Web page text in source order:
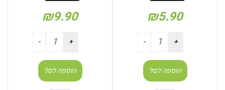
₪5.90
הוספה לסל
₪9.90
הוספה לסל